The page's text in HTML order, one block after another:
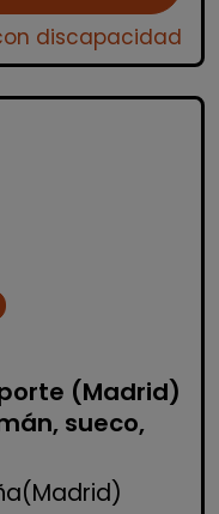
discapacidad
(Madrid)
sueco,